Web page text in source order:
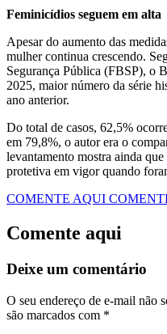
Feminicídios seguem em alta
Apesar do aumento das
mulher continua crescendo.
Segurança Pública (FBSP), o
2025, maior número da série
ano anterior.
Do total de casos, 62,5%
em 79,8%, o autor era o
levantamento mostra ainda
protetiva em vigor quando
COMENTE AQUI
Comente aqui
Deixe um comentário
O seu endereço de e-mail não
são marcados com *